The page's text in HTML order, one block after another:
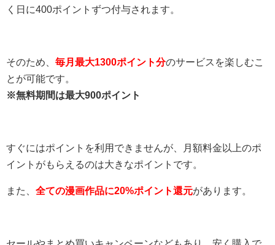
く日に400ポイントずつ付与されます。
そのため、 毎月最大1300ポイント分のサービスを楽しむこ
とが可能です。
※無料期間は最大900ポイント
すぐにはポイントを利用できませんが、月額料金以上のポ
イントがもらえるのは大きなポイントです。
また、 全ての漫画作品に20%ポイント還元があります。